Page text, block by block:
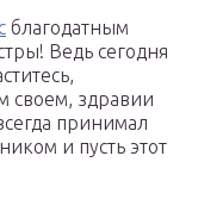
благодатным
Ведь сегодня
своем, здравии
принимал
и пусть этот